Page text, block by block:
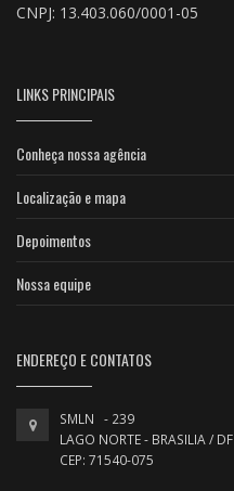
CNPJ: 13.403.060/0001-05
LINKS PRINCIPAIS
Conheça nossa agência
Localização e mapa
Depoimentos
Nossa equipe
ENDEREÇO E CONTATOS
SMLN - 239
LAGO NORTE - BRASILIA / DF
CEP: 71540-075